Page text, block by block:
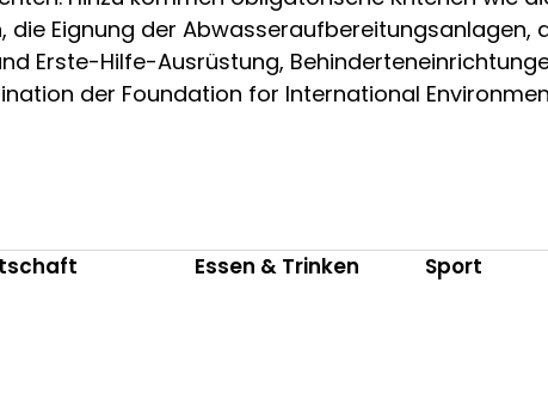
die Eignung der Abwasseraufbereitungsanlagen,
Erste-Hilfe-Ausrüstung,
der Foundation for International
Essen & Trinken Sport